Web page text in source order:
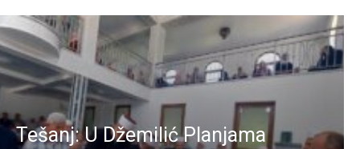
Tešanj: U Džemilić Planjama